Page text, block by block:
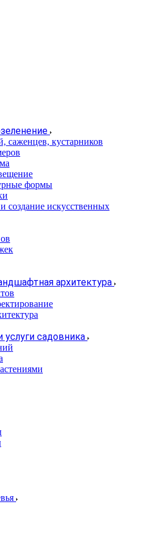
саженцев, кустарников
формы
создание искусственных
архитектура
услуги садовника